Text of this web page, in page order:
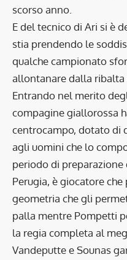
scorso anno.
E del tecnico di Ari si è
stia prendendo le
qualche campionato
allontanare dalla ribalta
Entrando nel merito
compagine giallorossa
centrocampo, dotato di
agli uomini che lo
periodo di
Perugia, è giocatore
geometria che gli
palla mentre Pompetti
la regia completa al
Vandeputte e Sounas